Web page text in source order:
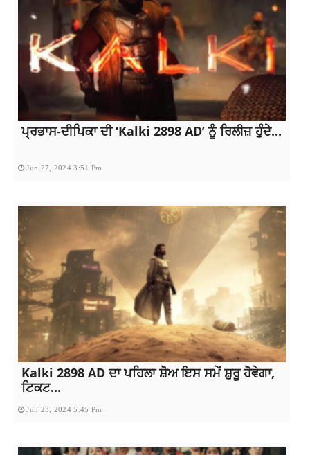
ਪ੍ਰਭਾਸ-ਦੀਪਿਕਾ ਦੀ ‘Kalki 2898 AD’ ਨੂੰ ਰਿਲੀਜ਼ ਹੁੰਦੇ...
Jun 27, 2024 3:51 Pm
Kalki 2898 AD ਦਾ ਪਹਿਲਾ ਸ਼ੋਅ ਇਸ ਸਮੇਂ ਸ਼ੁਰੂ ਹੋਵੇਗਾ,
ਟਿਕਟ...
Jun 23, 2024 5:45 Pm